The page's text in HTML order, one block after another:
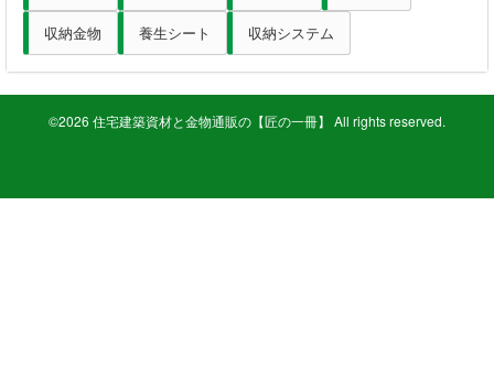
防水・気密部材
断熱材
養生・保護材
収納金物 養生シート 収納システム
©2026 住宅建築資材と金物通販の【匠の一冊】 All rights reserved.